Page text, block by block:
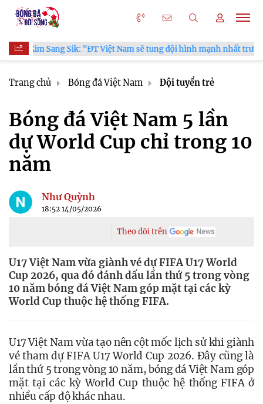
Việt Nam sẽ tung đội hình mạnh nhất trước Campuchia"
Trang chủ Bóng đá Việt Nam Đội tuyển trẻ
Bóng đá Việt Nam 5 lần
dự World Cup chỉ trong 10
năm
Như Quỳnh
18:52 14/05/2026
Theo dõi trên
U17 Việt Nam vừa giành vé dự FIFA U17 World
Cup 2026, qua đó đánh dấu lần thứ 5 trong vòng
10 năm bóng đá Việt Nam góp mặt tại các kỳ
World Cup thuộc hệ thống FIFA.
U17 Việt Nam vừa tạo nên cột mốc lịch sử khi giành
vé tham dự FIFA U17 World Cup 2026. Đây cũng là
lần thứ 5 trong vòng 10 năm, bóng đá Việt Nam góp
mặt tại các kỳ World Cup thuộc hệ thống FIFA ở
nhiều cấp độ khác nhau.